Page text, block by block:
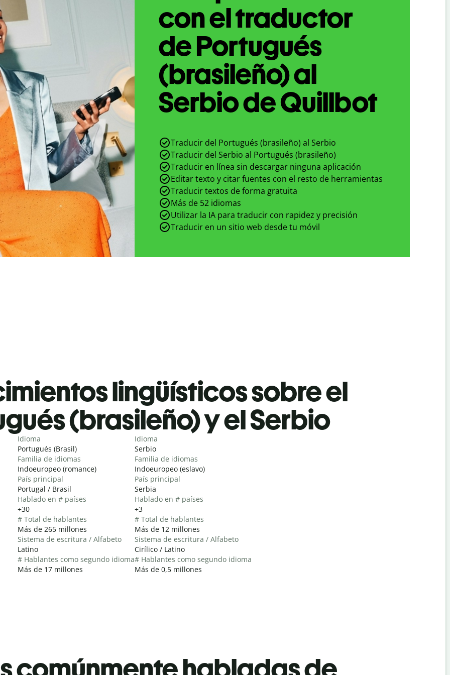
con el traductor
de Portugués
(brasileño) al
Serbio de Quillbot
Traducir del Portugués (brasileño) al Serbio
Traducir del Serbio al Portugués (brasileño)
Traducir en línea sin descargar ninguna aplicación
Editar texto y citar fuentes con el resto de herramientas
Traducir textos de forma gratuita
Más de 52 idiomas
Utilizar la IA para traducir con rapidez y precisión
Traducir en un sitio web desde tu móvil
lingüísticos sobre el
(brasileño) y el Serbio
Idioma
Portugués (Brasil)
Familia de idiomas
Indoeuropeo (romance)
País principal
Portugal / Brasil
Hablado en # países
+30
# Total de hablantes
Más de 265 millones
Sistema de escritura / Alfabeto
Latino
# Hablantes como segundo idioma
Más de 17 millones
Idioma
Serbio
Familia de idiomas
Indoeuropeo (eslavo)
País principal
Serbia
Hablado en # países
+3
# Total de hablantes
Más de 12 millones
Sistema de escritura / Alfabeto
Cirílico / Latino
# Hablantes como segundo idioma
Más de 0,5 millones